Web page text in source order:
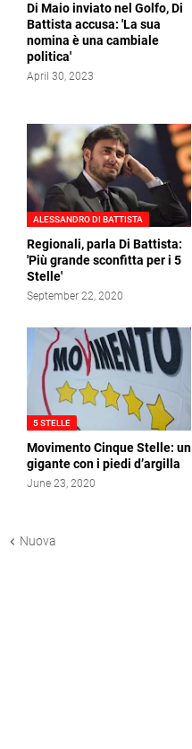
Di Maio inviato nel Golfo, Di
Battista accusa: 'La sua
nomina è una cambiale
politica'
April 30, 2023
ALESSANDRO DI BATTISTA
Regionali, parla Di Battista:
'Più grande sconfitta per i 5
Stelle'
September 22, 2020
5 STELLE
Movimento Cinque Stelle: un
gigante con i piedi d’argilla
June 23, 2020
Nuova